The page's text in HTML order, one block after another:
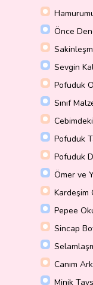
Önce
Sevgin
Pofuduk
Sınıf
Pofuduk
Pofuduk
Ömer ve
Kardeşim
Pepee
Sincap
Canım
Minik